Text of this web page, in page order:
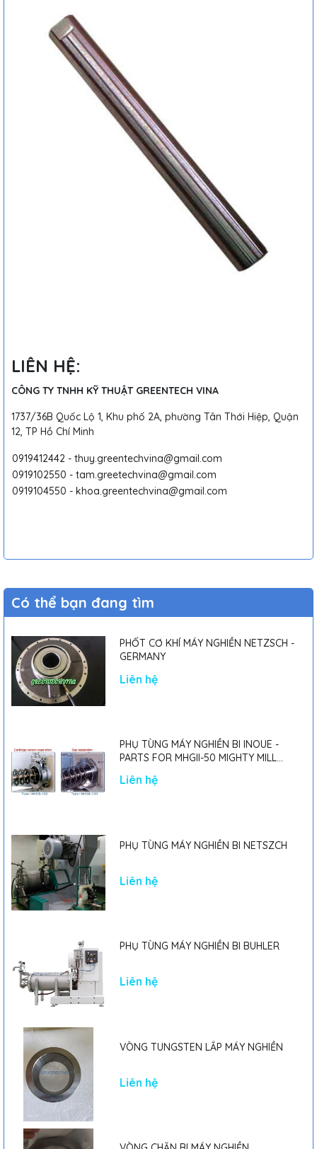
LIÊN HỆ:
CÔNG TY TNHH KỸ THUẬT GREENTECH VINA
1737/36B Quốc Lộ 1, Khu phố 2A, phường Tân Thới Hiệp, Quận
12, TP Hồ Chí Minh
0919412442 - thuy.greentechvina@gmail.com
0919102550 - tam.greetechvina@gmail.com
0919104550 - khoa.greentechvina@gmail.com
Có thể bạn đang tìm
PHỐT CƠ KHÍ MÁY NGHIỀN NETZSCH -
GERMANY
Liên hệ
PHỤ TÙNG MÁY NGHIỀN BI INOUE -
PARTS FOR MHGII-50 MIGHTY MILL
Liên hệ
PHỤ TÙNG MÁY NGHIỀN BI NETSZCH
Liên hệ
PHỤ TÙNG MÁY NGHIỀN BI BUHLER
Liên hệ
VÒNG TUNGSTEN LẮP MÁY NGHIỀN
Liên hệ